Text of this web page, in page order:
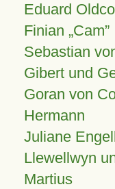
Eduard
Finian Cam
Sebastian
Gibert und
Goran von
Hermann
Juliane
Llewellwyn
Martius